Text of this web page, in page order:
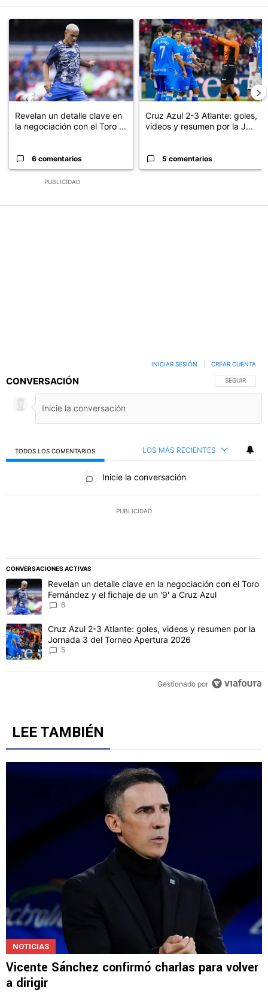
PUBLICIDAD
Un artículo de tendencia con el título "Revelan un detalle clave
Revelan un detalle clave en
la negociación con el Toro ...
6 comentarios
Un artículo de tendencia con el
Cruz Azul 2-3 Atlante: goles,
videos y resumen por la J...
5 comentarios
CONVERSACIÓN SIGA ESTA
SEGUIR
INICIAR SESIÓN CREAR CUENTA
TODOS LOS COMENTARIOS LOS MÁS RECIENTES
Todos los comentarios
Inicie la conversación
PUBLICIDAD
CONVERSACIONES ACTIVAS
Este listado muestra los artículos con más comentarios en los
Un artículo de tendencia con el título "Revelan un detalle clave
Revelan un detalle clave en la negociación con el Toro
Fernández y el fichaje de un '9' a Cruz Azul
6
Un artículo de tendencia con el título "Cruz Azul 2-3 Atlante:
Cruz Azul 2-3 Atlante: goles, videos y resumen por la
Jornada 3 del Torneo Apertura 2026
5
Gestionado por
LEE TAMBIÉN
NOTICIAS
Vicente Sánchez confirmó charlas para volver
a dirigir